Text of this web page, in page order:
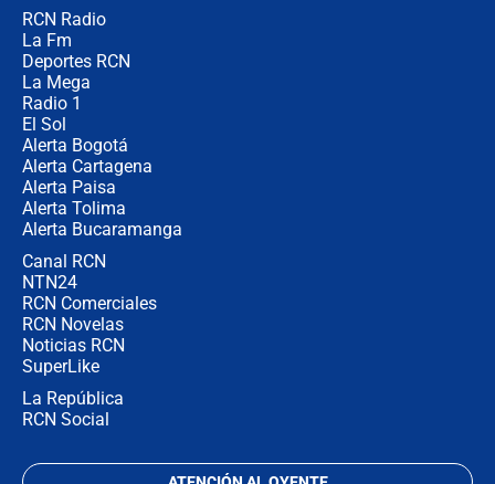
RCN Radio
La Fm
Deportes RCN
La Mega
Radio 1
El Sol
Alerta Bogotá
Alerta Cartagena
Alerta Paisa
Alerta Tolima
Alerta Bucaramanga
Canal RCN
NTN24
RCN Comerciales
RCN Novelas
Noticias RCN
SuperLike
La República
RCN Social